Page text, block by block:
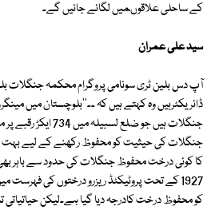
کے ساحلی علاقوںمیں لگائے جائیں گے۔
سید علی عمران
آپ دس بلین ٹری سونامی پروگرام محکمہ جنگلات
ڈائریکٹرہیں وہ کہتے ہیں کہ ــ''بلوچستان میں
جنگلات ہیں جو ضلع
جنگلات کی حیثیت کو محفوظ رکھنے کے لیے بہت
کا کوئی درخت محفوظ جنگلات کی حدود سے باہر
1927 کے تحت پروٹیکٹڈ ریزرو درختوں کی
کو محفوظ درخت کادرجہ دیا گیا ہے۔لیکن